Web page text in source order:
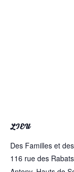
LIEU
Des Familles et
116 rue des Rabats